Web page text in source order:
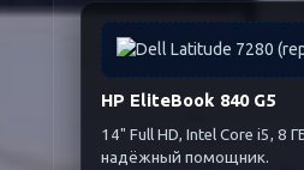
HP EliteBook 840 G5
14" Full HD, Intel Core i5, 8
надёжный помощник.